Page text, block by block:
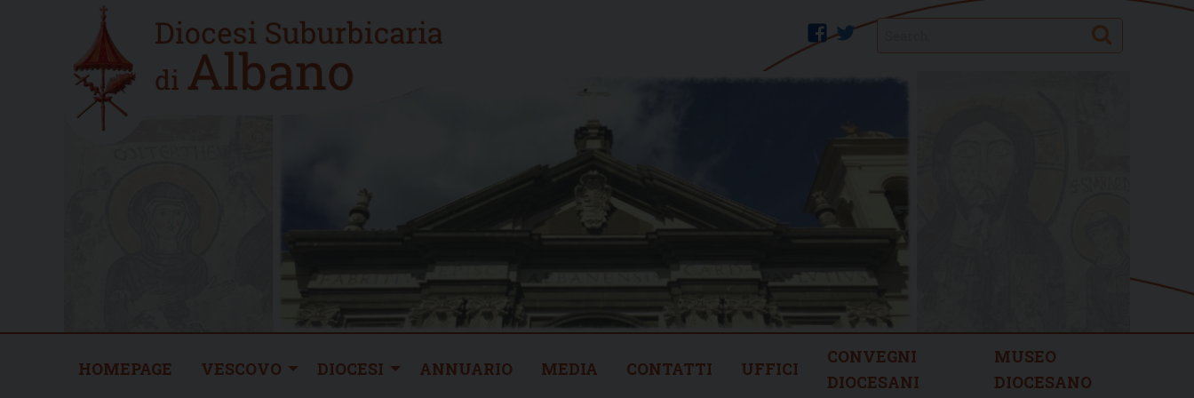
Home
new
twitter
facebook Search
HOMEPAGE VESCOVO DIOCESI ANNUARIO MEDIA CONTATTI UFFICI
CONVEGNI
DIOCESANI
MUSEO
DIOCESANO